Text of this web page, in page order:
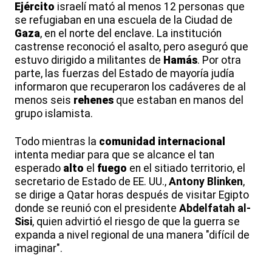
Ejército israelí mató al menos 12 personas que
se refugiaban en una escuela de la Ciudad de
Gaza, en el norte del enclave. La institución
castrense reconoció el asalto, pero aseguró que
estuvo dirigido a militantes de Hamás. Por otra
parte, las fuerzas del Estado de mayoría judía
informaron que recuperaron los cadáveres de al
menos seis rehenes que estaban en manos del
grupo islamista.
Todo mientras la comunidad internacional
intenta mediar para que se alcance el tan
esperado alto el fuego en el sitiado territorio, el
secretario de Estado de EE. UU., Antony Blinken,
se dirige a Qatar horas después de visitar Egipto
donde se reunió con el presidente Abdelfatah al-
Sisi, quien advirtió el riesgo de que la guerra se
expanda a nivel regional de una manera "difícil de
imaginar".